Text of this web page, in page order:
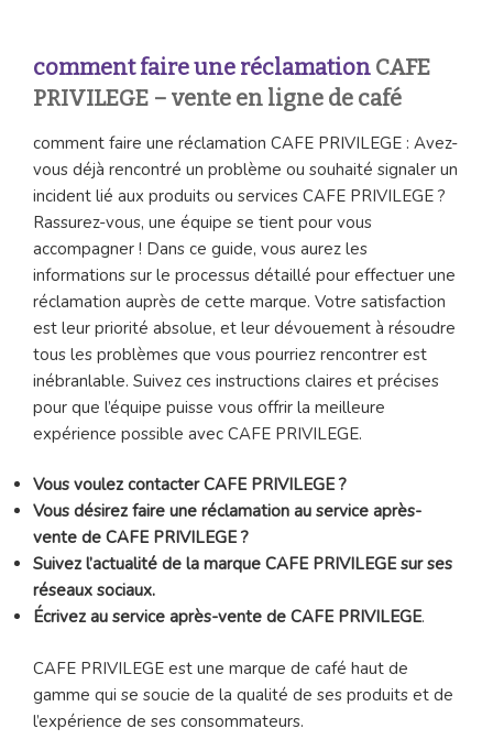
comment faire une réclamation CAFE
PRIVILEGE – vente en ligne de café
comment faire une réclamation CAFE PRIVILEGE : Avez-
vous déjà rencontré un problème ou souhaité signaler un
incident lié aux produits ou services CAFE PRIVILEGE ?
Rassurez-vous, une équipe se tient pour vous
accompagner ! Dans ce guide, vous aurez les
informations sur le processus détaillé pour effectuer une
réclamation auprès de cette marque. Votre satisfaction
est leur priorité absolue, et leur dévouement à résoudre
tous les problèmes que vous pourriez rencontrer est
inébranlable. Suivez ces instructions claires et précises
pour que l’équipe puisse vous offrir la meilleure
expérience possible avec CAFE PRIVILEGE.
Vous voulez contacter CAFE PRIVILEGE ?
Vous désirez faire une réclamation au service après-
vente de CAFE PRIVILEGE ?
Suivez l’actualité de la marque CAFE PRIVILEGE sur ses
réseaux sociaux.
Écrivez au service après-vente de CAFE PRIVILEGE.
CAFE PRIVILEGE est une marque de café haut de
gamme qui se soucie de la qualité de ses produits et de
l’expérience de ses consommateurs.